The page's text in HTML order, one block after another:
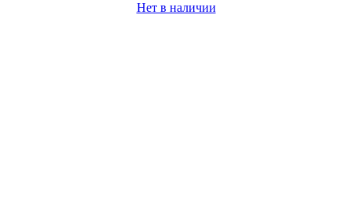
Нет в наличии